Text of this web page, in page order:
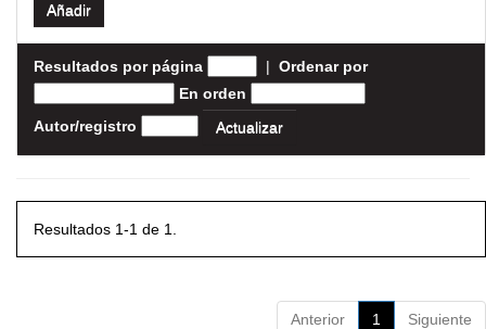
Resultados por página | Ordenar por
En orden
Autor/registro
Resultados 1-1 de 1.
Anterior 1 Siguiente